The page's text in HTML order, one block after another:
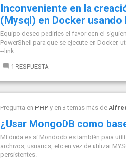
Inconveniente en la
(Mysql) en Docker usando
Equipo deseo pedirles el favor con el
PowerShell para que se ejecute en Docker,
--link...
1 RESPUESTA
Pregunta en PHP y en 3 temas más de
¿Usar MongoDB como
Mi duda es si Mondodb es también para
archivos, usuarios, etc en vez de utilizar
persistentes.